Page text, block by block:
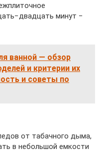
минут −
ванной — обзор
и критерии их
и советы по
от табачного дыма,
в небольшой емкости